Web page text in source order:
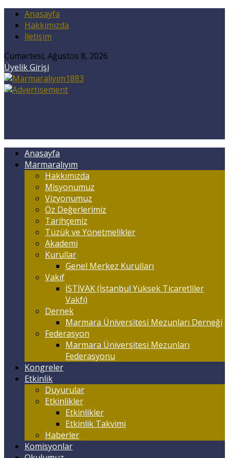
Anasayfa
Hakkımızda
İletişim
Cumartesi, Ağustos 8, 2026
Üyelik Girişi
Anasayfa
Marmaralıyım
Hakkımızda
Misyonumuz
Vizyonumuz
Öz Değerlerimiz
Tarihçemiz
Tüzük ve Yönetmelikler
Akademi
Kurullar
Genel Merkez Kurulları
Vakıf
İSTİVAK (İstanbul Yüksek Ticaretliler
Vakfı)
Dernek
Marmara Üniversitesi Mezunları Derneği
Federasyon
Marmara Üniversitesi Mezunları
Federasyonu
Kongreler
Etkinlik
Duyurular
Etkinlikler
Etkinlikler
Etkinlik Takvimi
Haberler
Komisyonlar